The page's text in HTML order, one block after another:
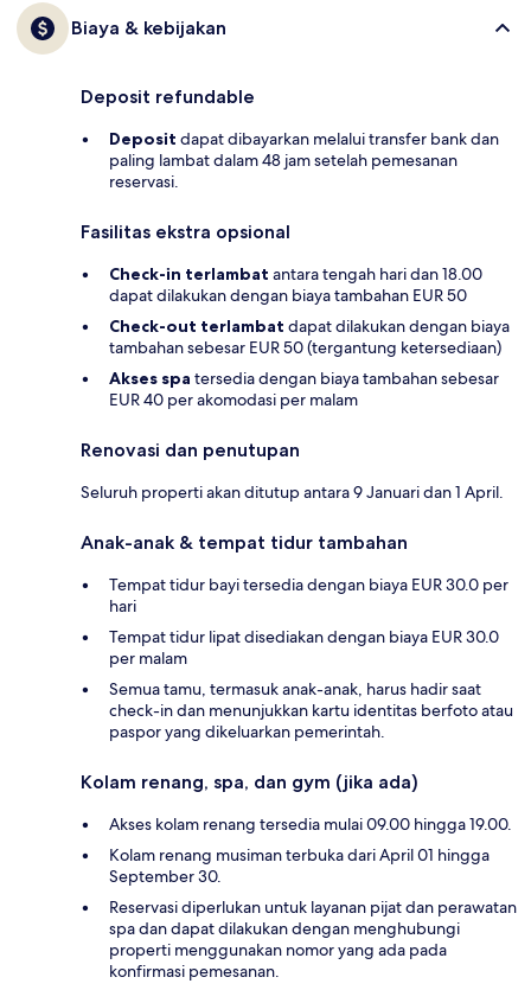
Biaya & kebijakan
Deposit refundable
Deposit dapat dibayarkan melalui transfer bank dan
paling lambat dalam 48 jam setelah pemesanan
reservasi.
Fasilitas ekstra opsional
Check-in terlambat antara tengah hari dan 18.00
dapat dilakukan dengan biaya tambahan EUR 50
Check-out terlambat dapat dilakukan dengan biaya
tambahan sebesar EUR 50 (tergantung ketersediaan)
Akses spa tersedia dengan biaya tambahan sebesar
EUR 40 per akomodasi per malam
Renovasi dan penutupan
Seluruh properti akan ditutup antara 9 Januari dan 1 April.
Anak-anak & tempat tidur tambahan
Tempat tidur bayi tersedia dengan biaya EUR 30.0 per
hari
Tempat tidur lipat disediakan dengan biaya EUR 30.0
per malam
Semua tamu, termasuk anak-anak, harus hadir saat
check-in dan menunjukkan kartu identitas berfoto atau
paspor yang dikeluarkan pemerintah.
Kolam renang, spa, dan gym (jika ada)
Akses kolam renang tersedia mulai 09.00 hingga 19.00.
Kolam renang musiman terbuka dari April 01 hingga
September 30.
Reservasi diperlukan untuk layanan pijat dan perawatan
spa dan dapat dilakukan dengan menghubungi
properti menggunakan nomor yang ada pada
konfirmasi pemesanan.